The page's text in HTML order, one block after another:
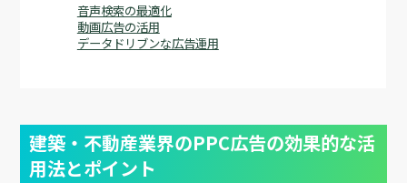
音声検索の最適化
動画広告の活用
データドリブンな広告運用
建築・不動産業界のPPC広告の効果的な活
用法とポイント